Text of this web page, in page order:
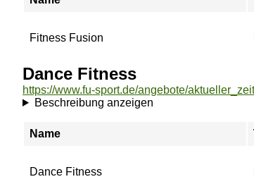
Fitness Fusion
Dance Fitness
https://www.fu-sport.de/angebote/
Beschreibung anzeigen
Name
Dance Fitness